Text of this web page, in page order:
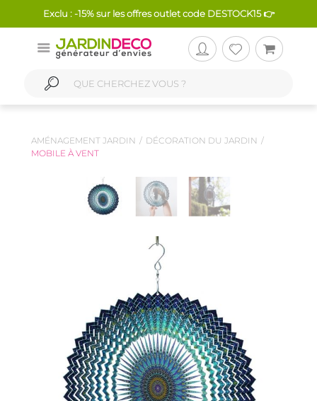
Exclu : -15% sur les offres outlet code DESTOCK15 👉
AMÉNAGEMENT JARDIN
DÉCORATION DU JARDIN
MOBILE À VENT